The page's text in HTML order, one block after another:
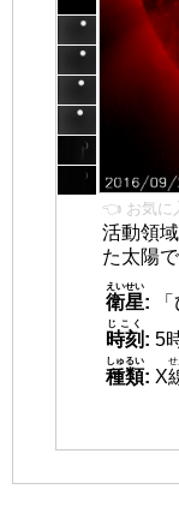
👈 お気に
活動領
た太陽で
衛星
えいせい
:
時刻
じこく
: 5
種類
しゅるい
: X
せ